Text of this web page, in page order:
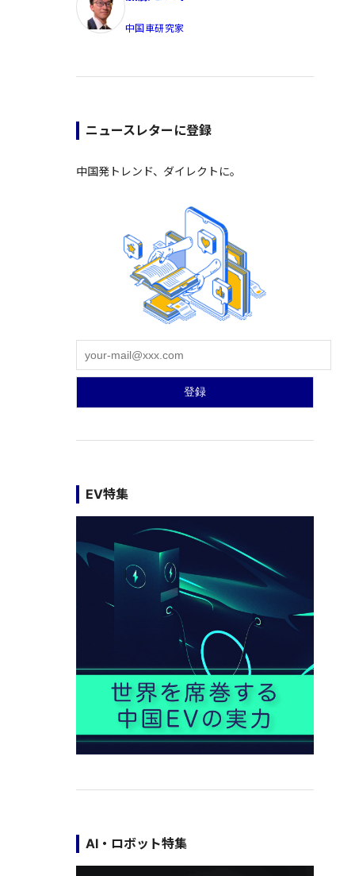
中国車研究家
ニュースレターに登録
中国発トレンド、ダイレクトに。
EV特集
AI・ロボット特集